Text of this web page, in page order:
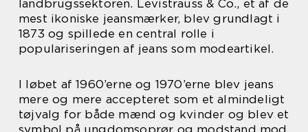
landbrugssektoren. Levistrauss & Co., et af de
mest ikoniske jeansmærker, blev grundlagt i
1873 og spillede en central rolle i
populariseringen af jeans som modeartikel.
I løbet af 1960’erne og 1970’erne blev jeans
mere og mere accepteret som et almindeligt
tøjvalg for både mænd og kvinder og blev et
symbol på ungdomsoprør og modstand mod